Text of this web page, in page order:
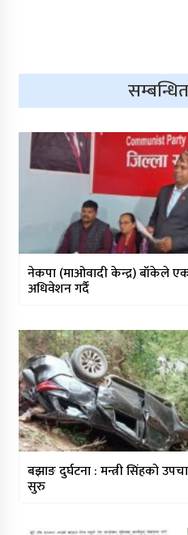
नेकपा (माओवादी केन्द्र) बाँकेले
अधिवेशन गर्दै
बझाङ दुर्घटना : मन्त्री सिंहको
सुरु